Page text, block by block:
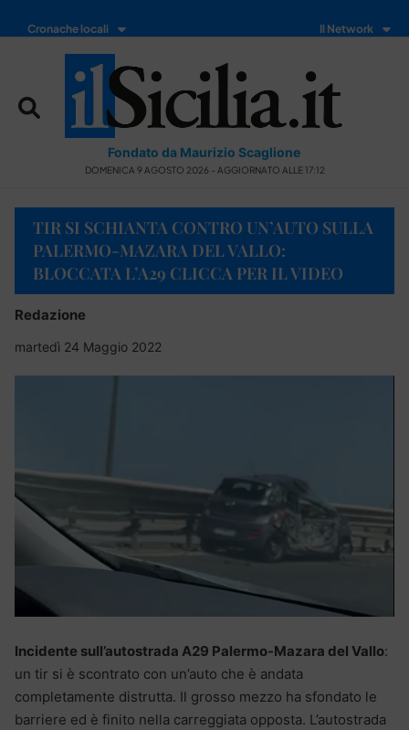
Cronache locali Il Network
Fondato da Maurizio Scaglione
DOMENICA 9 AGOSTO 2026 - AGGIORNATO ALLE 17:12
TIR SI SCHIANTA CONTRO UN’AUTO SULLA
PALERMO-MAZARA DEL VALLO:
BLOCCATA L’A29 CLICCA PER IL VIDEO
Redazione
martedì 24 Maggio 2022
Incidente sull’autostrada A29 Palermo-Mazara del Vallo:
un tir si è scontrato con un’auto che è andata
completamente distrutta. Il grosso mezzo ha sfondato le
barriere ed è finito nella carreggiata opposta. L’autostrada